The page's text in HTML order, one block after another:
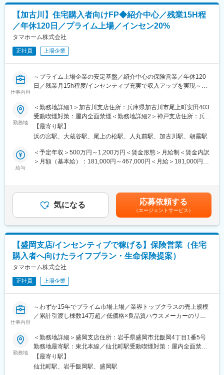
入したことで一般的な住宅坪単価の約半分の値段を実現していま
す。さらに住宅性能も7項目中6項目が最高等級を取得し、低価格
×良品質の注文住宅を実現しています。
変更の範囲：会社の定める業務
業
・社内住宅営業との関係構築および紹介案件獲得のための連携強
化
■組織構成：
金融部門に所属し、住宅営業担当と密接に連携しながら業務を推
進します。
■本ポジションの魅力：
住宅購入をきっかけとした顧客紹介型営業のため、飛び込みやテ
きます。
生命保険販売実績に応じたインセンティブ制度を導入しており、
手数料の20％を還元。四半期ごとに支給され、継続的な収入形成
が可能です。一般職平均70万円、主任職平均120万円、係長職平
価する風土があります。
低価格×良品質を強みに成長を続けており、安定した顧客基盤があ
ります。年休120日、残業月15時間程度に加え、住宅手当や資格
手当など福利厚生も充実。長期的に成果を上げながら働きやすさ
も実現できる環境です。
変更の範囲：本文参照
【加古川】住宅購入者向けFP◆紹介中心／残業15H程
／年休120日／プライム上場／インセン20%
タマホーム株式会社
正社員 上場企業
仕事内容
～プライム上場企業の安定基盤／紹介中心の保険営業／年休120
日／残業月15h程度/インセンティブ充実で収入アップを実現～
■職務概要：
当社は累計引渡し棟数14万棟超を誇る低価格×良品質住宅のリー
ディングカンパニーです。
生命保険の提案先を自ら開拓する営業ではなく、住宅購入を検討
するお客様のライフプラン設計から関わる営業スタイルです。
住宅ローン・火災保険・生命保険をワンストップで提案し、お客
様の住まいと人生を支える総合コンサルタントとして活躍できま
・住宅購入を検討するお客様へのライフプラン設計およびFP相談
対応
・住宅ローンや住宅資金計画に関する提案および各種手続き支援
業
・社内住宅営業との関係構築および紹介案件獲得のための連携強
化
■組織構成：
金融部門に所属し、住宅営業担当と密接に連携しながら業務を推
進します。
■本ポジションの魅力：
住宅購入をきっかけとした顧客紹介型営業のため、飛び込みやテ
きます。
生命保険販売実績に応じたインセンティブ制度を導入しており、
手数料の20％を還元。四半期ごとに支給され、継続的な収入形成
が可能です。一般職平均70万円、主任職平均120万円、係長職平
勤務地
＜勤務地詳細1＞加古川支店住所：兵庫県加古川市尾上町安田403
受動喫煙対策：屋内全面禁煙＜勤務地詳細2＞神戸支店住所：兵庫
県神戸市西区伊川谷町有瀬1369 勤務地最寄駅：山陽本線・山陽電
鉄本線／大蔵谷駅受動喫煙対策：屋内全面禁煙変更の範囲：本文
【最寄り駅】
浜の宮駅、大蔵谷駅、尾上の松駅、人丸前駅、加古川駅、朝霧駅
給与
＜予定年収＞500万円～1,200万円＜賃金形態＞月給制＜賃金内訳
＞月額（基本給）：181,000円～467,000円＜月給＞181,000円～
す。■昇給：年1回（6月）■賞与：年2回（6、12月）※業績連動型
賃金はあくまでも目安の金額であり、選考を通じて上下する可能
性があります。月給(月額)は固定手当を含めた表記です。
気になる 応募依頼する
（エージェントサービス）
【盛岡支店/インセンティブで稼げる】保険営業（住宅
購入者へ向けたライフプラン・生命保険提案）
タマホーム株式会社
正社員 上場企業
仕事内容
～わずか15年でプライム市場上場／業界トップクラスの売上規模
／累計引渡し棟数14万超／低価格×良品質ハウスメーカーのリー
■職務内容：
同社住宅営業担当者より紹介されたお客様へ、FPとして住宅購入
へ向けたライフプランのご提案、各種金融商品の販売および販売
支援を行っていただきます。
勤務地
＜勤務地詳細＞盛岡支店住所：岩手県盛岡市北飯岡4丁目1番5号
勤務地最寄駅：東北本線／仙北町駅受動喫煙対策：屋内全面禁煙
変更の範囲：本文参照
【最寄り駅】
仙北町駅、岩手飯岡駅、盛岡駅